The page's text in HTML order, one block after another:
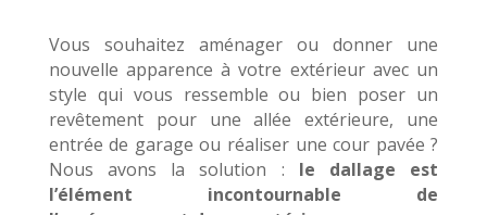
Vous souhaitez aménager ou donner une
nouvelle apparence à votre extérieur avec un
style qui vous ressemble ou bien poser un
revêtement pour une allée extérieure, une
entrée de garage ou réaliser une cour pavée ?
Nous avons la solution : le dallage est
l’élément incontournable de